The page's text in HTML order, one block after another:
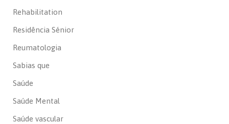
Rehabilitation
Residência Sénior
Reumatologia
Sabias que
Saúde
Saúde Mental
Saúde vascular